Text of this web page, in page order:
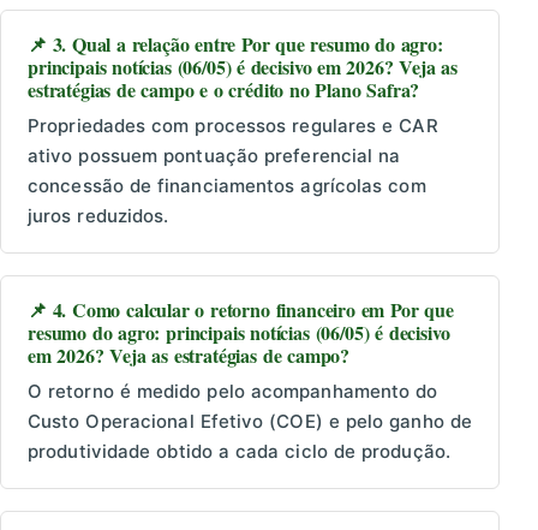
📌 3. Qual a relação entre Por que resumo do agro:
principais notícias (06/05) é decisivo em 2026? Veja as
estratégias de campo e o crédito no Plano Safra?
Propriedades com processos regulares e CAR
ativo possuem pontuação preferencial na
concessão de financiamentos agrícolas com
juros reduzidos.
📌 4. Como calcular o retorno financeiro em Por que
resumo do agro: principais notícias (06/05) é decisivo
em 2026? Veja as estratégias de campo?
O retorno é medido pelo acompanhamento do
Custo Operacional Efetivo (COE) e pelo ganho de
produtividade obtido a cada ciclo de produção.